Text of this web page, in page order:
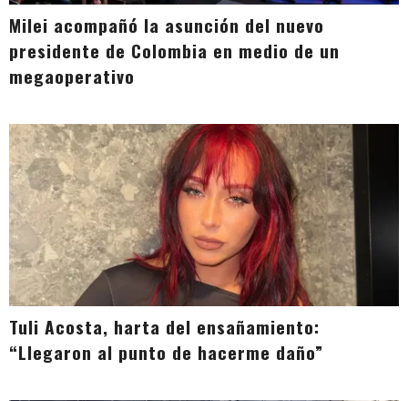
Milei acompañó la asunción del nuevo
presidente de Colombia en medio de un
megaoperativo
Tuli Acosta, harta del ensañamiento:
“Llegaron al punto de hacerme daño”